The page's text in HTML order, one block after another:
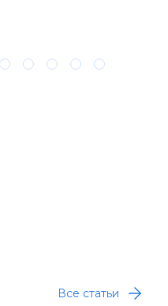
Все статьи